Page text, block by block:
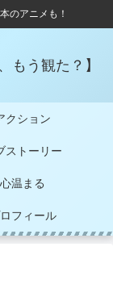
のアニメも！
もう観た？】
クション
ストーリー
心温まる
フィール